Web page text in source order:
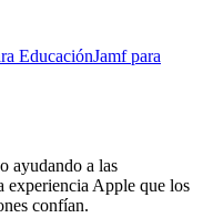
EducaciónJamf para
ayudando a las
experiencia Apple que los
confían.